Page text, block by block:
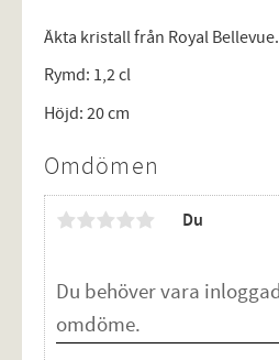
Äkta kristall från Royal Bellevue.
Rymd: 1,2 cl
Höjd: 20 cm
Omdömen
Du